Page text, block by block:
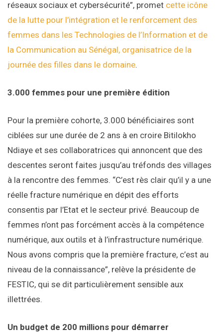
réseaux sociaux et cybersécurité”, promet cette icône
de la lutte pour l’intégration et le renforcement des
femmes dans les Technologies de l’Information et de
la Communication au Sénégal, organisatrice de la
journée des filles dans le domaine.
3.000 femmes pour une première édition
Pour la première cohorte, 3.000 bénéficiaires sont
ciblées sur une durée de 2 ans à en croire Bitilokho
Ndiaye et ses collaboratrices qui annoncent que des
descentes seront faites jusqu’au tréfonds des villages
à la rencontre des femmes. “C’est rès clair qu’il y a une
réelle fracture numérique en dépit des efforts
consentis par l’Etat et le secteur privé. Beaucoup de
femmes n’ont pas forcément accès à la compétence
numérique, aux outils et à l’infrastructure numérique.
Nous avons compris que la première fracture, c’est au
niveau de la connaissance”, relève la présidente de
FESTIC, qui se dit particulièrement sensible aux
illettrées.
Un budget de 200 millions pour démarrer